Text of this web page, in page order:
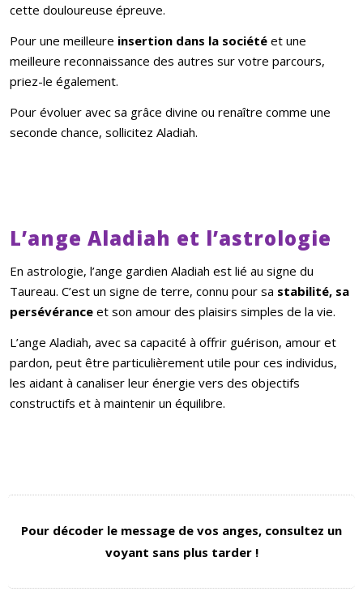
cette douloureuse épreuve.
Pour une meilleure insertion dans la société et une
meilleure reconnaissance des autres sur votre parcours,
priez-le également.
Pour évoluer avec sa grâce divine ou renaître comme une
seconde chance, sollicitez Aladiah.
L’ange Aladiah et l’astrologie
En astrologie, l’ange gardien Aladiah est lié au signe du
Taureau. C’est un signe de terre, connu pour sa stabilité, sa
persévérance et son amour des plaisirs simples de la vie.
L’ange Aladiah, avec sa capacité à offrir guérison, amour et
pardon, peut être particulièrement utile pour ces individus,
les aidant à canaliser leur énergie vers des objectifs
constructifs et à maintenir un équilibre.
Pour décoder le message de vos anges, consultez un
voyant sans plus tarder !